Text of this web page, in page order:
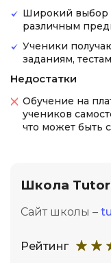
Широкий выбор
различным
Ученики
заданиям,
Недостатки
Обучение на
учеников
что может быть
Школа
Сайт школы –
Рейтинг